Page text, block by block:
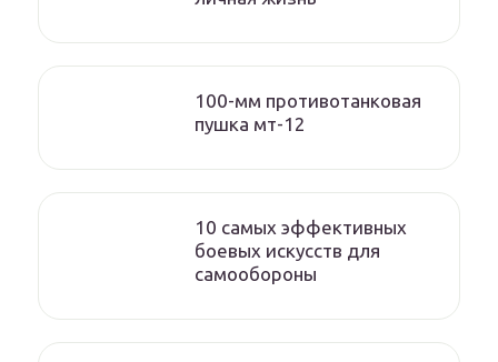
100-мм противотанковая
пушка мт-12
10 самых эффективных
боевых искусств для
самообороны